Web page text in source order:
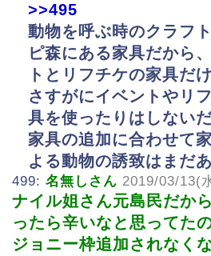
>>495
動物を呼ぶ時のクラフ
ピ森にある家具だから
トとリフチケの家具だ
さすがにイベントやリ
具を使ったりはしない
家具の追加に合わせて
よる動物の誘致はまだ
499: 名無しさん 2019/03/13(
ナイル姐さん元島民だか
ったら辛いなと思ってた
ジョニー枠追加されなく